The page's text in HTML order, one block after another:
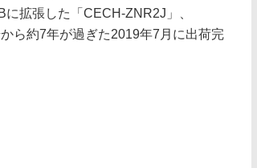
拡張した「CECH-ZNR2J」、
ら約7年が過ぎた2019年7月に出荷完